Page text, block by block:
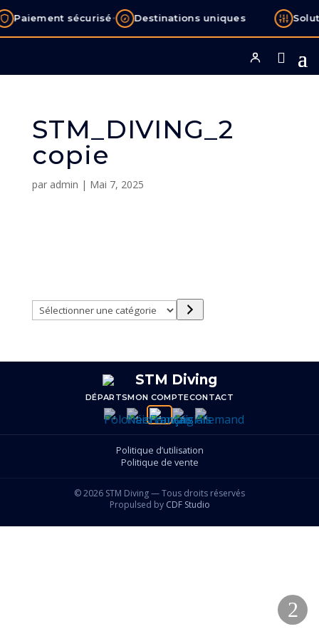
Paiement sécurisé• Destinations uniques
STM_DIVING_2
copie
par admin | Mai 7, 2025
Sélectionner
DÉPARTSMON COMPTECONTACT
Politique d’utilisation
Politique de vente
© 2026 STM Diving — Tous droits réservés
Propulsed by CDF Studio